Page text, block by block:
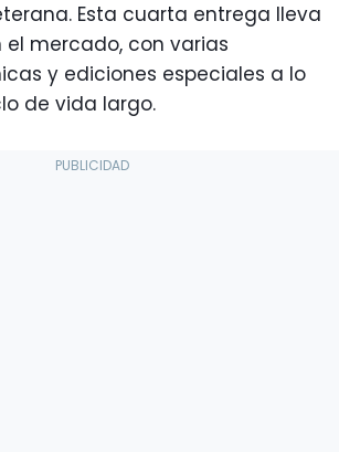
Esta cuarta entrega lleva
el mercado, con varias
y ediciones especiales a lo
de vida largo.